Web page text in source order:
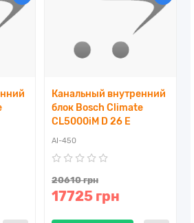
Канальный внутренний
блок Bosch Climate
CL5000iM D 26 E
AI-450
20610 грн
17725 грн